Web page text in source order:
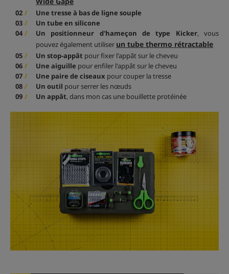
Une tresse à bas de ligne souple
Un tube en silicone
Un positionneur d'hameçon de type Kicker, vous
pouvez également utiliser un tube thermo rétractable
Un stop-appât pour fixer l'appât sur le cheveu
Une aiguille pour enfiler l'appât sur le cheveu
Une paire de ciseaux pour couper la tresse
Un outil pour serrer les nœuds
Un appât, dans mon cas une bouillette protéinée